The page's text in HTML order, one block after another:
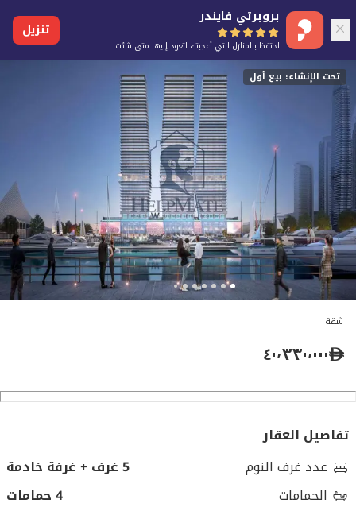
بروبرتي فايندر
احتفظ بالمنازل التي أعجبتك لتعود إليها متى شئت
تنزيل
تحت الإنشاء: بيع أول
شقة
٤٠٬٣٣٠٬٠٠٠
تفاصيل العقار
عدد غرف النوم
5 غرف + غرفة خادمة
الحمامات
4 حمامات